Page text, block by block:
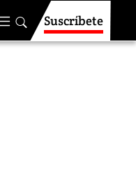
Suscríbete